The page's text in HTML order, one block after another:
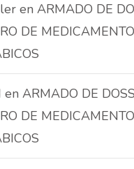
en ARMADO DE
DE
en ARMADO DE
DE